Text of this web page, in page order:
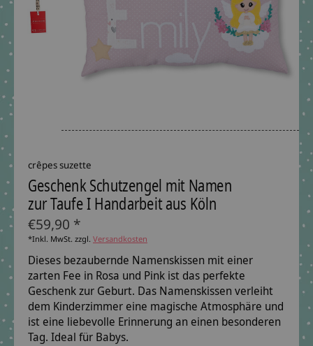
crêpes suzette
Geschenk Schutzengel mit Namen
zur Taufe I Handarbeit aus Köln
€59,90 *
*Inkl. MwSt. zzgl. Versandkosten
Dieses bezaubernde Namenskissen mit einer
zarten Fee in Rosa und Pink ist das perfekte
Geschenk zur Geburt. Das Namenskissen verleiht
dem Kinderzimmer eine magische Atmosphäre und
ist eine liebevolle Erinnerung an einen besonderen
Tag. Ideal für Babys.